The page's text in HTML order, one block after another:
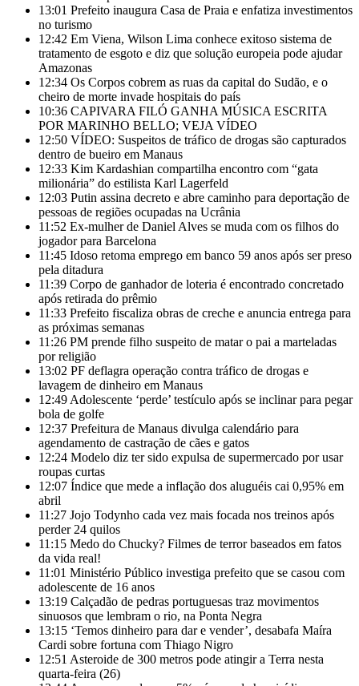
13:01 Prefeito inaugura Casa de Praia e enfatiza investimentos
no turismo
12:42 Em Viena, Wilson Lima conhece exitoso sistema de
tratamento de esgoto e diz que solução europeia pode ajudar
Amazonas
12:34 Os Corpos cobrem as ruas da capital do Sudão, e o
cheiro de morte invade hospitais do país
10:36 CAPIVARA FILÓ GANHA MÚSICA ESCRITA
POR MARINHO BELLO; VEJA VÍDEO
12:50 VÍDEO: Suspeitos de tráfico de drogas são capturados
dentro de bueiro em Manaus
12:33 Kim Kardashian compartilha encontro com “gata
milionária” do estilista Karl Lagerfeld
12:03 Putin assina decreto e abre caminho para deportação de
pessoas de regiões ocupadas na Ucrânia
11:52 Ex-mulher de Daniel Alves se muda com os filhos do
jogador para Barcelona
11:45 Idoso retoma emprego em banco 59 anos após ser preso
pela ditadura
11:39 Corpo de ganhador de loteria é encontrado concretado
após retirada do prêmio
11:33 Prefeito fiscaliza obras de creche e anuncia entrega para
as próximas semanas
11:26 PM prende filho suspeito de matar o pai a marteladas
por religião
13:02 PF deflagra operação contra tráfico de drogas e
lavagem de dinheiro em Manaus
12:49 Adolescente ‘perde’ testículo após se inclinar para pegar
bola de golfe
12:37 Prefeitura de Manaus divulga calendário para
agendamento de castração de cães e gatos
12:24 Modelo diz ter sido expulsa de supermercado por usar
roupas curtas
12:07 Índice que mede a inflação dos aluguéis cai 0,95% em
abril
11:27 Jojo Todynho cada vez mais focada nos treinos após
perder 24 quilos
11:15 Medo do Chucky? Filmes de terror baseados em fatos
da vida real!
11:01 Ministério Público investiga prefeito que se casou com
adolescente de 16 anos
13:19 Calçadão de pedras portuguesas traz movimentos
sinuosos que lembram o rio, na Ponta Negra
13:15 ‘Temos dinheiro para dar e vender’, desabafa Maíra
Cardi sobre fortuna com Thiago Nigro
12:51 Asteroide de 300 metros pode atingir a Terra nesta
quarta-feira (26)